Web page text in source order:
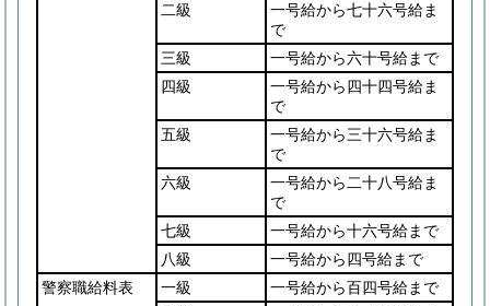
二級
一号給から七十六号給ま
で
三級
一号給から六十号給まで
四級
一号給から四十四号給ま
で
五級
一号給から三十六号給ま
で
六級
一号給から二十八号給ま
で
七級
一号給から十六号給まで
八級
一号給から四号給まで
警察職給料表
一級
一号給から百四号給まで